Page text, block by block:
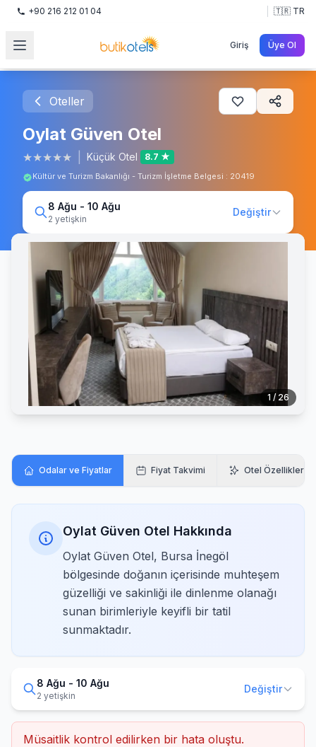
+90 216 212 01 04 🇹🇷 TR
Giriş Üye Ol
Oteller
Oylat Güven Otel
★★★★★ Küçük Otel 8.7 ★
Kültür ve Turizm Bakanlığı - Turizm İşletme Belgesi : 20419
8 Ağu - 10 Ağu
2 yetişkin
Değiştir
1 / 26
Odalar ve Fiyatlar Fiyat Takvimi Otel Özellikleri
Oylat Güven Otel Hakkında
Oylat Güven Otel, Bursa İnegöl
bölgesinde doğanın içerisinde muhteşem
güzelliği ve sakinliği ile dinlenme olanağı
sunan birimleriyle keyifli bir tatil
sunmaktadır.
8 Ağu - 10 Ağu
2 yetişkin
Değiştir
Müsaitlik kontrol edilirken bir hata oluştu.